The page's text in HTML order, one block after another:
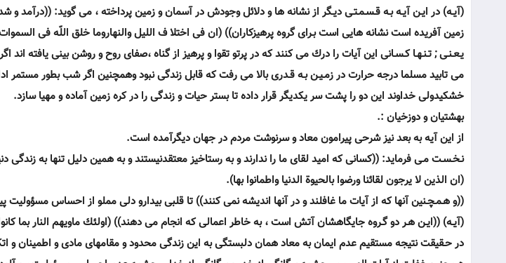
(آيـه) در ايـن آيـه بـه قـسـمـتـى ديـگر از نشانه ها و دلائل وجودش در آسمان و زمين پرداخته ، مى گويد: ((درآمد
زمين آفريده است نشانه هايى است بـراى گروه پرهيزكاران)) (ان فى اختلا ف الليل والنهاروما خلق اللّه فى
يـعـنـى ; تـنـهـا كـسـانى اين آيات را درك مى كنند كه در پرتو تقوا و پرهيز از گناه ،صفاى روح و روشن بينى يافته
مى تابيد مسلما درجه حرارت در زمـيـن بـه قـدرى بالا مى رفت كه قابل زندگى نبود وهمچنين اگر شب بطور
خشكيدولى خداوند اين دو را پشت سر يكديگر قرار داده تا بستر حيات و زندگى را در كره زمين آماده و مهيا سازد.
بهشتيان و دوزخيان :.
از اين آيه به بعد نيز شرحى پيرامون معاد و سرنوشت مردم در جهان ديگرآمده است.
نـخـسـت مـى فرمايد: ((كسانى كه اميد لقاى ما را ندارند و به رستاخيز معتقدنيستند و به همين دليل تنها به زندگى
(ان الذين لا يرجون لقائنا ورضوا بالحيوة الدنيا واطمانوا بها).
((و هـمـچـنين آنها كه از آيات ما غافلند و در آنها انديشه نمى كنند)) تا قلبى بيدارو دلى مملو از احساس مسؤوليت
(آيـه) ((ايـن هـر دو گـروه جايگاهشان آتش است ، به خاطر اعمالى كه انجام مى دهند)) (اولئك ماويهم النار بما
در حـقيقت نتيجه مستقيم عدم ايمان به معاد همان دلبستگى به اين زندگى محدود و مقامهاى مادى و اطمينان و